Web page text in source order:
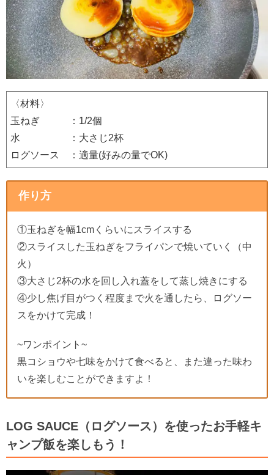
〈材料〉
玉ねぎ ：1/2個
水 ：大さじ2杯
ログソース ：適量(好みの量でOK)
作り方
①玉ねぎを幅1cmくらいにスライスする
②スライスした玉ねぎをフライパンで焼いていく（中
火）
③大さじ2杯の水を回し入れ蓋をして蒸し焼きにする
④少し焦げ目がつく程度まで火を通したら、ログソー
スをかけて完成！
~ワンポイント~
黒コショウや七味をかけて食べると、また違った味わ
いを楽しむことができますよ！
LOG SAUCE（ログソース）を使ったお手軽キ
ャンプ飯を楽しもう！